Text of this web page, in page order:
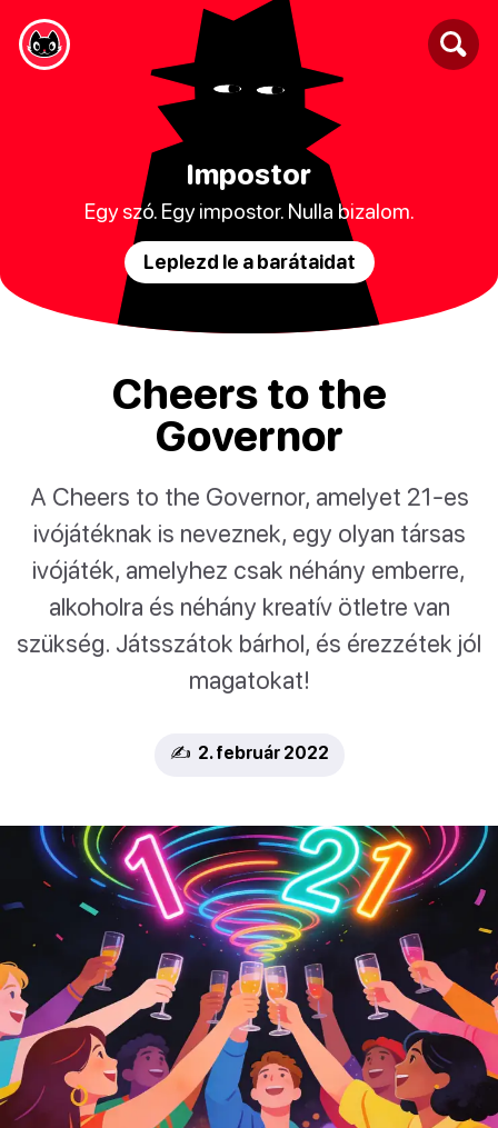
Impostor
Egy szó. Egy impostor. Nulla bizalom.
Leplezd le a barátaidat
Cheers to the
Governor
A Cheers to the Governor, amelyet 21-es
ivójátéknak is neveznek, egy olyan társas
ivójáték, amelyhez csak néhány emberre,
alkoholra és néhány kreatív ötletre van
szükség. Játsszátok bárhol, és érezzétek jól
magatokat!
✍️ 2. február 2022